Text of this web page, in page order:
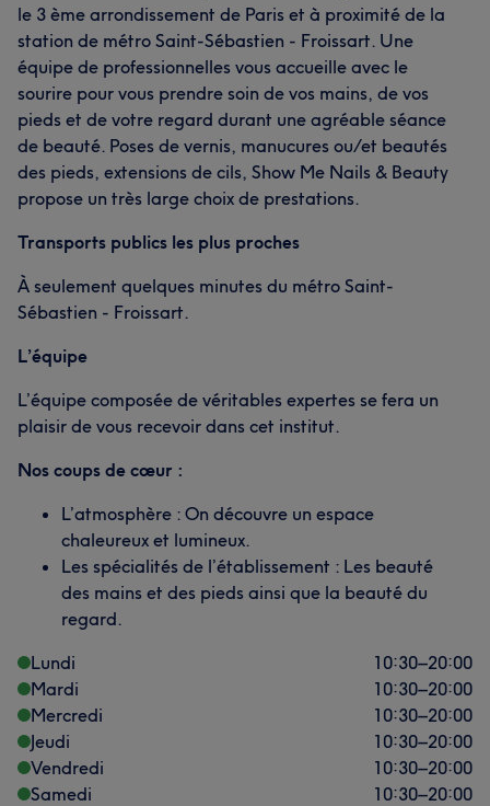
le 3 ème arrondissement de Paris et à proximité de la
station de métro Saint-Sébastien - Froissart. Une
équipe de professionnelles vous accueille avec le
sourire pour vous prendre soin de vos mains, de vos
pieds et de votre regard durant une agréable séance
de beauté. Poses de vernis, manucures ou/et beautés
des pieds, extensions de cils, Show Me Nails & Beauty
propose un très large choix de prestations.
Transports publics les plus proches
À seulement quelques minutes du métro Saint-
Sébastien - Froissart.
L’équipe
L’équipe composée de véritables expertes se fera un
plaisir de vous recevoir dans cet institut.
Nos coups de cœur :
L’atmosphère : On découvre un espace
chaleureux et lumineux.
Les spécialités de l’établissement : Les beauté
des mains et des pieds ainsi que la beauté du
regard.
Lundi
10:30–20:00
Mardi
10:30–20:00
Mercredi
10:30–20:00
Jeudi
10:30–20:00
Vendredi
10:30–20:00
Samedi
10:30–20:00